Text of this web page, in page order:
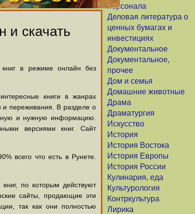
персонала
Деловая литература о
ценных бумагах и
инвестициях
Документальное
Документальное,
прочее
Дом и семья
Домашние животные
Драма
Драматургия
Искусство
История
История Востока
История Европы
История России
Кулинария, еда
Культурология
Контркультура
Лирика
и скачать
книг в режиме онлайн без
книги в жанрах
и переживания. В разделе о
и нужную информацию.
версиями книг. Сайт
всего что есть в Рунете.
по которым действуют
сайты, продающие эти
так как они полностью